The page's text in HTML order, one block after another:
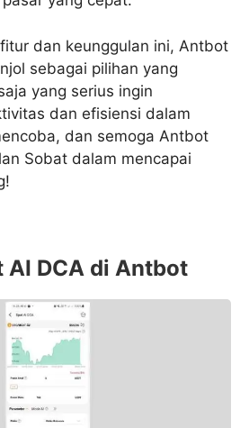
dan keunggulan ini, Antbot
sebagai pilihan yang
yang serius ingin
dan efisiensi dalam
dan semoga Antbot
Sobat dalam mencapai
AI DCA di Antbot